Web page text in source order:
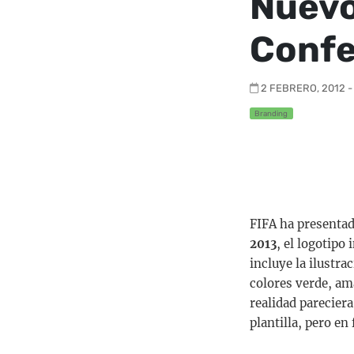
2 FEBRERO, 2012
Branding
FIFA ha
2013, el logotipo
incluye la
colores verde,
realidad
plantilla, pero en